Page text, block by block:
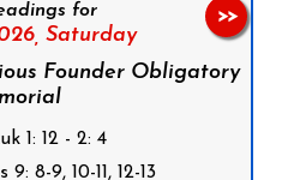
for
Saturday
Founder Obligatory
1: 12 - 2: 4
8-9, 10-11, 12-13
>>